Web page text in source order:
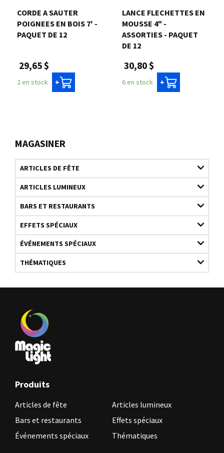
MAGASINER
ARTICLES DE FÊTE
ARTICLES LUMINEUX
BARS ET RESTAURANTS
EFFETS SPÉCIAUX
ÉVÉNEMENTS SPÉCIAUX
THÉMATIQUES
CORDE A SAUTER
POIGNEES EN BOIS 7' -
PAQUET DE 12
29,65 $
2 en stock +
LANCE FLECHETTES EN
MOUSSE 4" -
ASSORTIES - PAQUET
DE 12
30,80 $
6 en stock +
Produits
Articles de fête
Articles lumineux
Bars et restaurants
Effets spéciaux
Événements spéciaux
Thématiques